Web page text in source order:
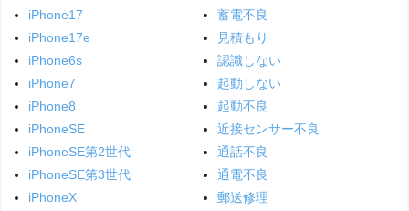
iPhone17
iPhone17e
iPhone6s
iPhone7
iPhone8
iPhoneSE
iPhoneSE第2世代
iPhoneSE第3世代
iPhoneX
蓄電不良
見積もり
認識しない
起動しない
起動不良
近接センサー不良
通話不良
通電不良
郵送修理